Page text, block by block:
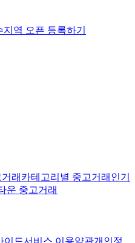
지역 오픈 등록하기
래 카테고리별 중고거래 인기
운 중고거래
이드서비스 이용약관개인정